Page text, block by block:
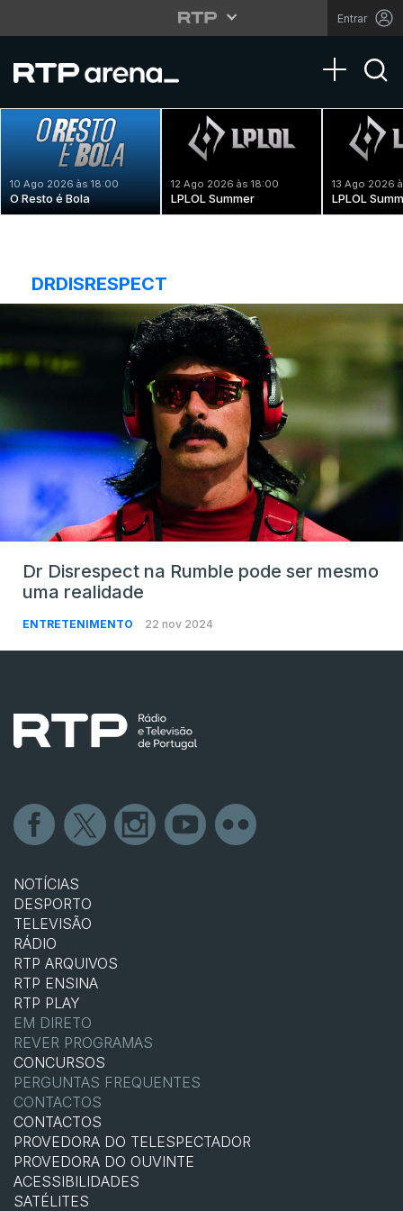
Entrar
Toggle
10 Ago 2026 às 18:00
O Resto é Bola
12 Ago 2026 às 18:00
LPLOL Summer
13 Ago 2026
LPLOL
DRDISRESPECT
Dr Disrespect na Rumble pode ser mesmo
uma realidade
ENTRETENIMENTO 22 nov 2024
NOTÍCIAS
DESPORTO
TELEVISÃO
RÁDIO
RTP ARQUIVOS
RTP ENSINA
RTP PLAY
EM DIRETO
REVER PROGRAMAS
CONCURSOS
PERGUNTAS FREQUENTES
CONTACTOS
CONTACTOS
PROVEDORA DO TELESPECTADOR
PROVEDORA DO OUVINTE
ACESSIBILIDADES
SATÉLITES